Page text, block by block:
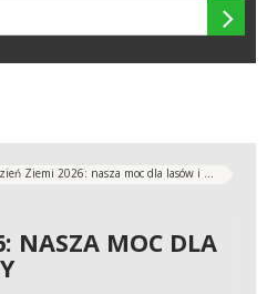

Ziemi 2026: nasza moc dla lasów i ...
NASZA MOC DLA